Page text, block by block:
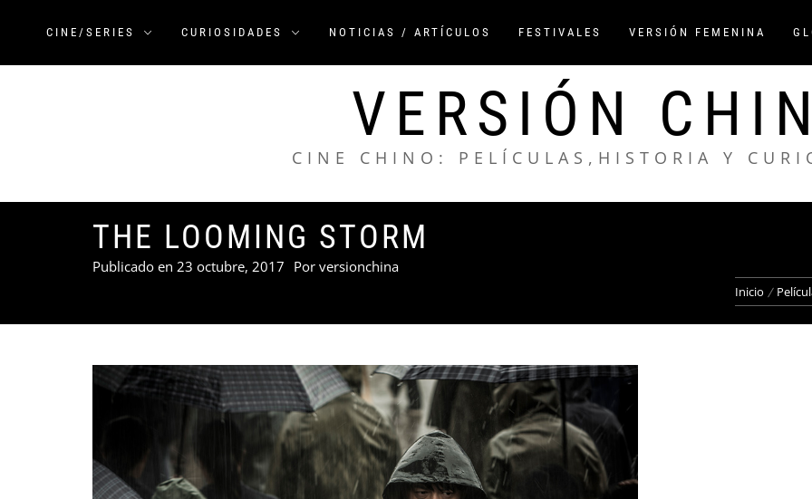
CINE/SERIES CURIOSIDADES NOTICIAS / ARTÍCULOS FESTIVALES VERSIÓN FEMENINA
VERSIÓN
CINE CHINO: PELÍCULAS,HISTORIA Y
THE LOOMING STORM
Publicado en 23 octubre, 2017 Por versionchina
Inicio